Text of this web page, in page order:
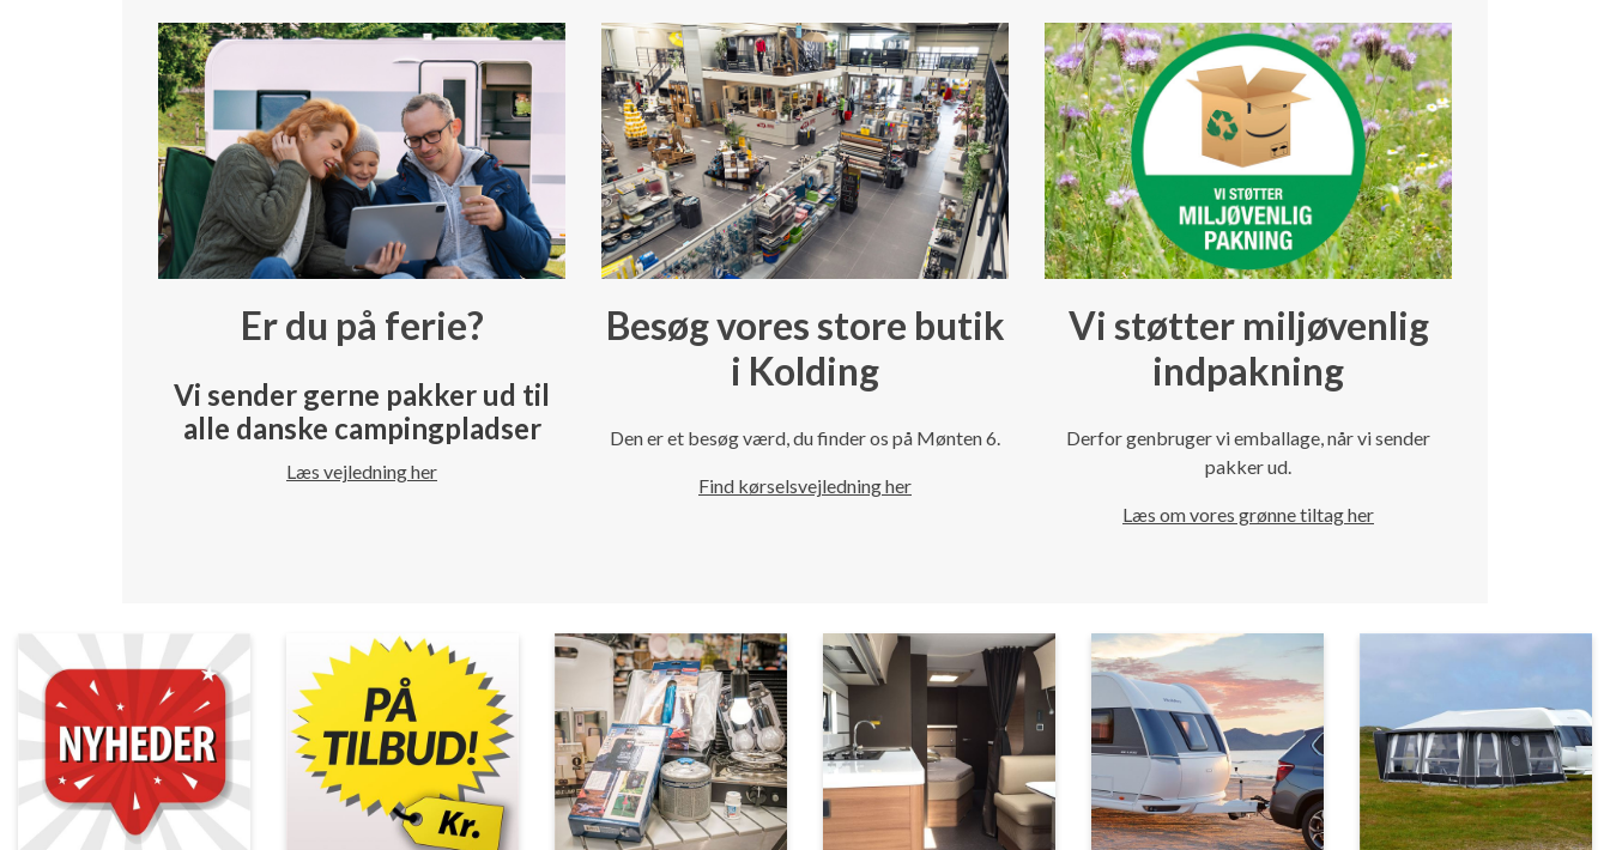
Er du på ferie?
Vi sender gerne pakker ud til
alle danske campingpladser
Læs vejledning her
Besøg vores store butik
i Kolding
Den er et besøg værd, du finder os på Mønten 6.
Find kørselsvejledning her
Vi støtter miljøvenlig
indpakning
Derfor genbruger vi emballage, når vi sender
pakker ud.
Læs om vores grønne tiltag her